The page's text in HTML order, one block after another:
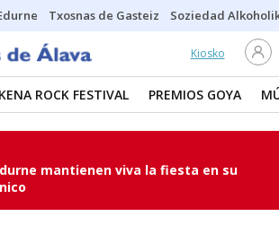
Txosnas de Gasteiz Soziedad
Kiosko
ROCK FESTIVAL PREMIOS GOYA
mantienen viva la fiesta en su